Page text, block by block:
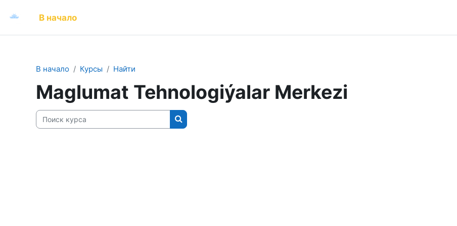
В начало
В начало Курсы Найти
Maglumat Tehnologiýalar Merkezi
Поиск курса
Поиск курса